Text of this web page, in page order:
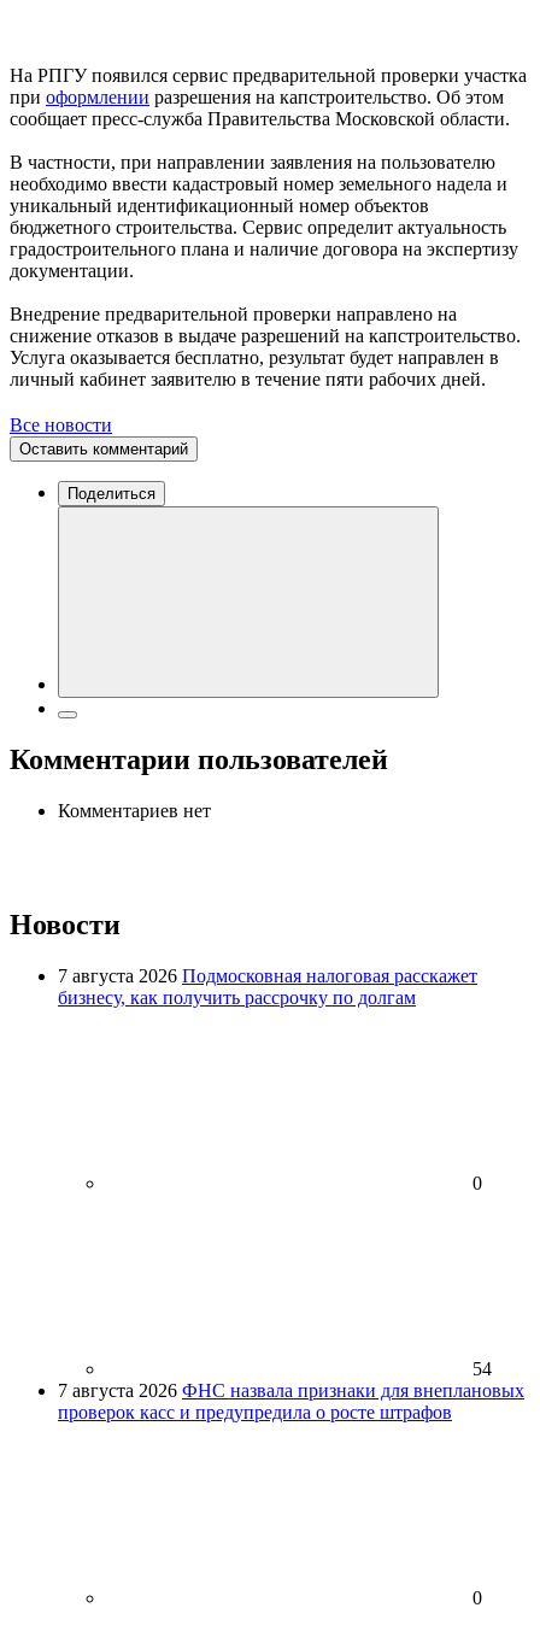
На РПГУ появился сервис предварительной проверки участка
при оформлении разрешения на капстроительство. Об этом
сообщает пресс-служба Правительства Московской области.
В частности, при направлении заявления на пользователю
необходимо ввести кадастровый номер земельного надела и
уникальный идентификационный номер объектов
бюджетного строительства. Сервис определит актуальность
градостроительного плана и наличие договора на экспертизу
документации.
Внедрение предварительной проверки направлено на
снижение отказов в выдаче разрешений на капстроительство.
Услуга оказывается бесплатно, результат будет направлен в
личный кабинет заявителю в течение пяти рабочих дней.
Все новости
Оставить комментарий
Поделиться
Комментарии пользователей
Комментариев нет
Новости
7 августа 2026 Подмосковная налоговая расскажет
бизнесу, как получить рассрочку по долгам
0
54
7 августа 2026 ФНС назвала признаки для внеплановых
проверок касс и предупредила о росте штрафов
0